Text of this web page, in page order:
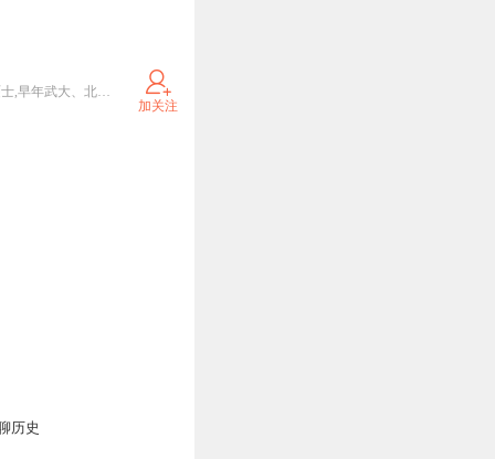
鞠强教授,自筹巨资科研,管理心理学家、心身疾病心理干预前沿研究者，学术实战具行，北理本科复旦硕士,早年武大、北理工多校、河北医科大附属二院特聘教授、兼职或客座教授,曾为上财硕导，善扭亏企业,善投资和自办企业获资金支持学术，学术著作12本,十一本复旦大学出版社出版,另《社会稳定领导者管理心理学》，自成学术体系，上海拥有六层学术大楼。
加关注
历史